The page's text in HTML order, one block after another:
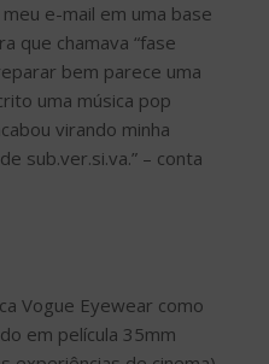
e-mail em uma base
que chamava “fase
bem parece uma
uma música pop
virando minha
sub.ver.si.va.” – conta
Vogue Eyewear como
em película 35mm